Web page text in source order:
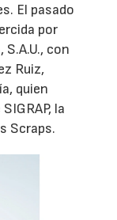
El pasado
por
con
Ruiz,
quien
la
Scraps.